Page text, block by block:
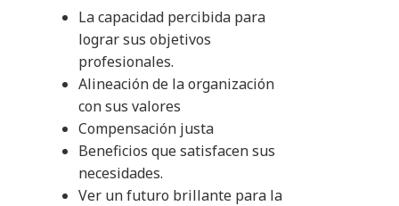
La capacidad percibida para
lograr sus objetivos
profesionales.
Alineación de la organización
con sus valores
Compensación justa
Beneficios que satisfacen sus
necesidades.
Ver un futuro brillante para la